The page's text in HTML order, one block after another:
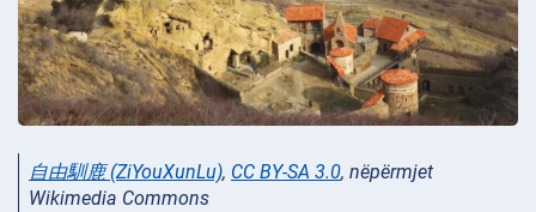
自由馴鹿 (ZiYouXunLu), CC BY-SA 3.0, nëpërmjet
Wikimedia Commons